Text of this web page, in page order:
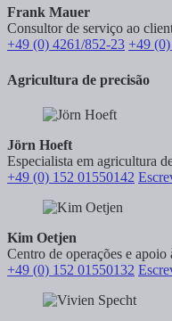
Frank Mauer
Consultor de serviço ao
+49 (0) 4261/852-23 +49
Agricultura de precisão
Jörn Hoeft
Especialista em agricultura
+49 (0) 152 01550142
Kim Oetjen
Centro de operações e
+49 (0) 152 01550132